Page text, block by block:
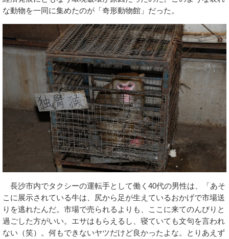
な動物を一同に集めたのが「奇形動物館」だった。
長沙市内でタクシーの運転手として働く40代の男性は、「あそ
こに展示されている牛は、尻から足が生えているおかげで市場送
りを逃れたんだ。市場で売られるよりも、ここに来てのんびりと
過ごした方がいい。エサはもらえるし、寝ていても文句を言われ
ない（笑）。何もできないヤツだけど良かったよな。とりあえず